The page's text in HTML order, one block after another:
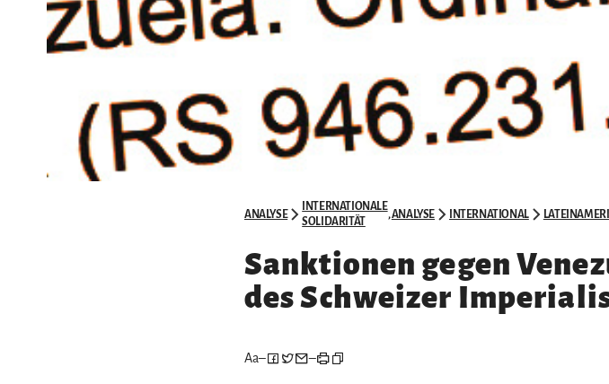
ANALYSE
INTERNATIONALE
SOLIDARITÄT
,ANALYSE INTERNATIONAL
Sanktionen gegen
des Schweizer
Aa– –